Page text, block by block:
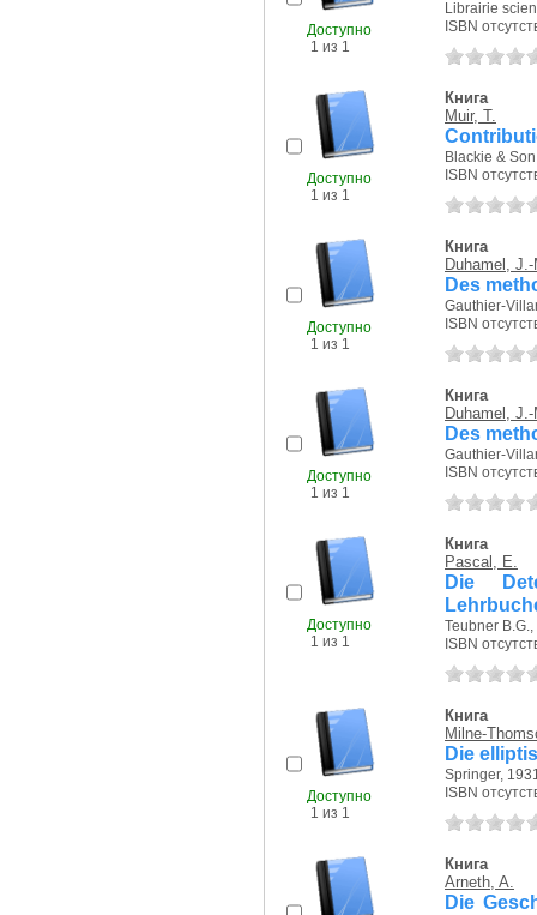
Доступно
1 из 1
Librairie
ISBN
Доступно
1 из 1
Книга
Muir, T.
Blackie &
ISBN
Доступно
1 из 1
Книга
Duhamel,
Des
Gauthier-
ISBN
Доступно
1 из 1
Книга
Duhamel,
Des
Gauthier-
ISBN
Доступно
1 из 1
Книга
Pascal, E.
Die
Teubner B.G.,
ISBN
Доступно
1 из 1
Книга
Milne-
Die
Springer,
ISBN
Книга
Arneth, A.
Die